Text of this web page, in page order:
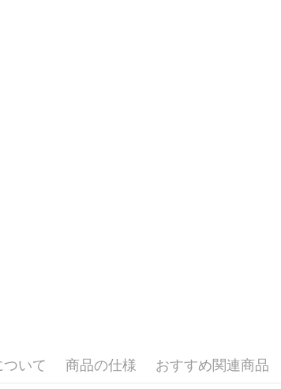
いて 商品の仕様 おすすめ関連商品